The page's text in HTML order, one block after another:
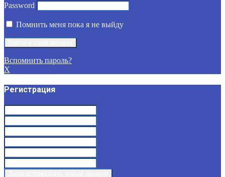
Password
Помнить меня пока я не выйду
Вспомнить пароль?
X
Регистрация